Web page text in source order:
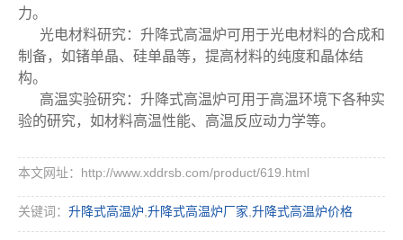
力。
光电材料研究：升降式高温炉可用于光电材料的合成和
制备，如锗单晶、硅单晶等，提高材料的纯度和晶体结
构。
高温实验研究：升降式高温炉可用于高温环境下各种实
验的研究，如材料高温性能、高温反应动力学等。
本文网址：http://www.xddrsb.com/product/619.html
关键词： 升降式高温炉 升降式高温炉厂家 升降式高温炉价格